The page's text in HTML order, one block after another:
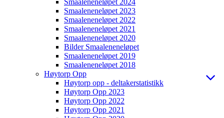
Smaaleneneløpet 2024
Smaaleneneløpet 2023
Smaaleneneløpet 2022
Smaaleneneløpet 2021
Smaaleneneløpet 2020
Bilder Smaaleneneløpet
Smaaleneneløpet 2019
Smaaleneneløpet 2018
Høytorp Opp
Høytorp opp - deltakerstatistikk
Høytorp Opp 2023
Høytorp Opp 2022
Høytorp Opp 2021